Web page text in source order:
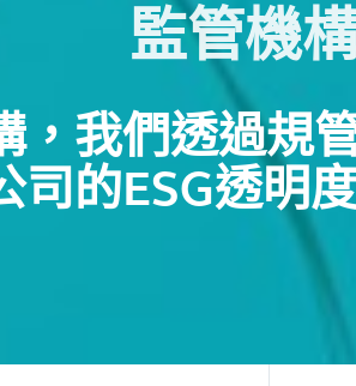
監管機
，我們透過規
的ESG透明